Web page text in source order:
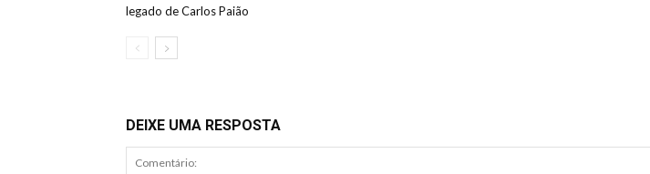
legado de Carlos Paião
DEIXE UMA RESPOSTA